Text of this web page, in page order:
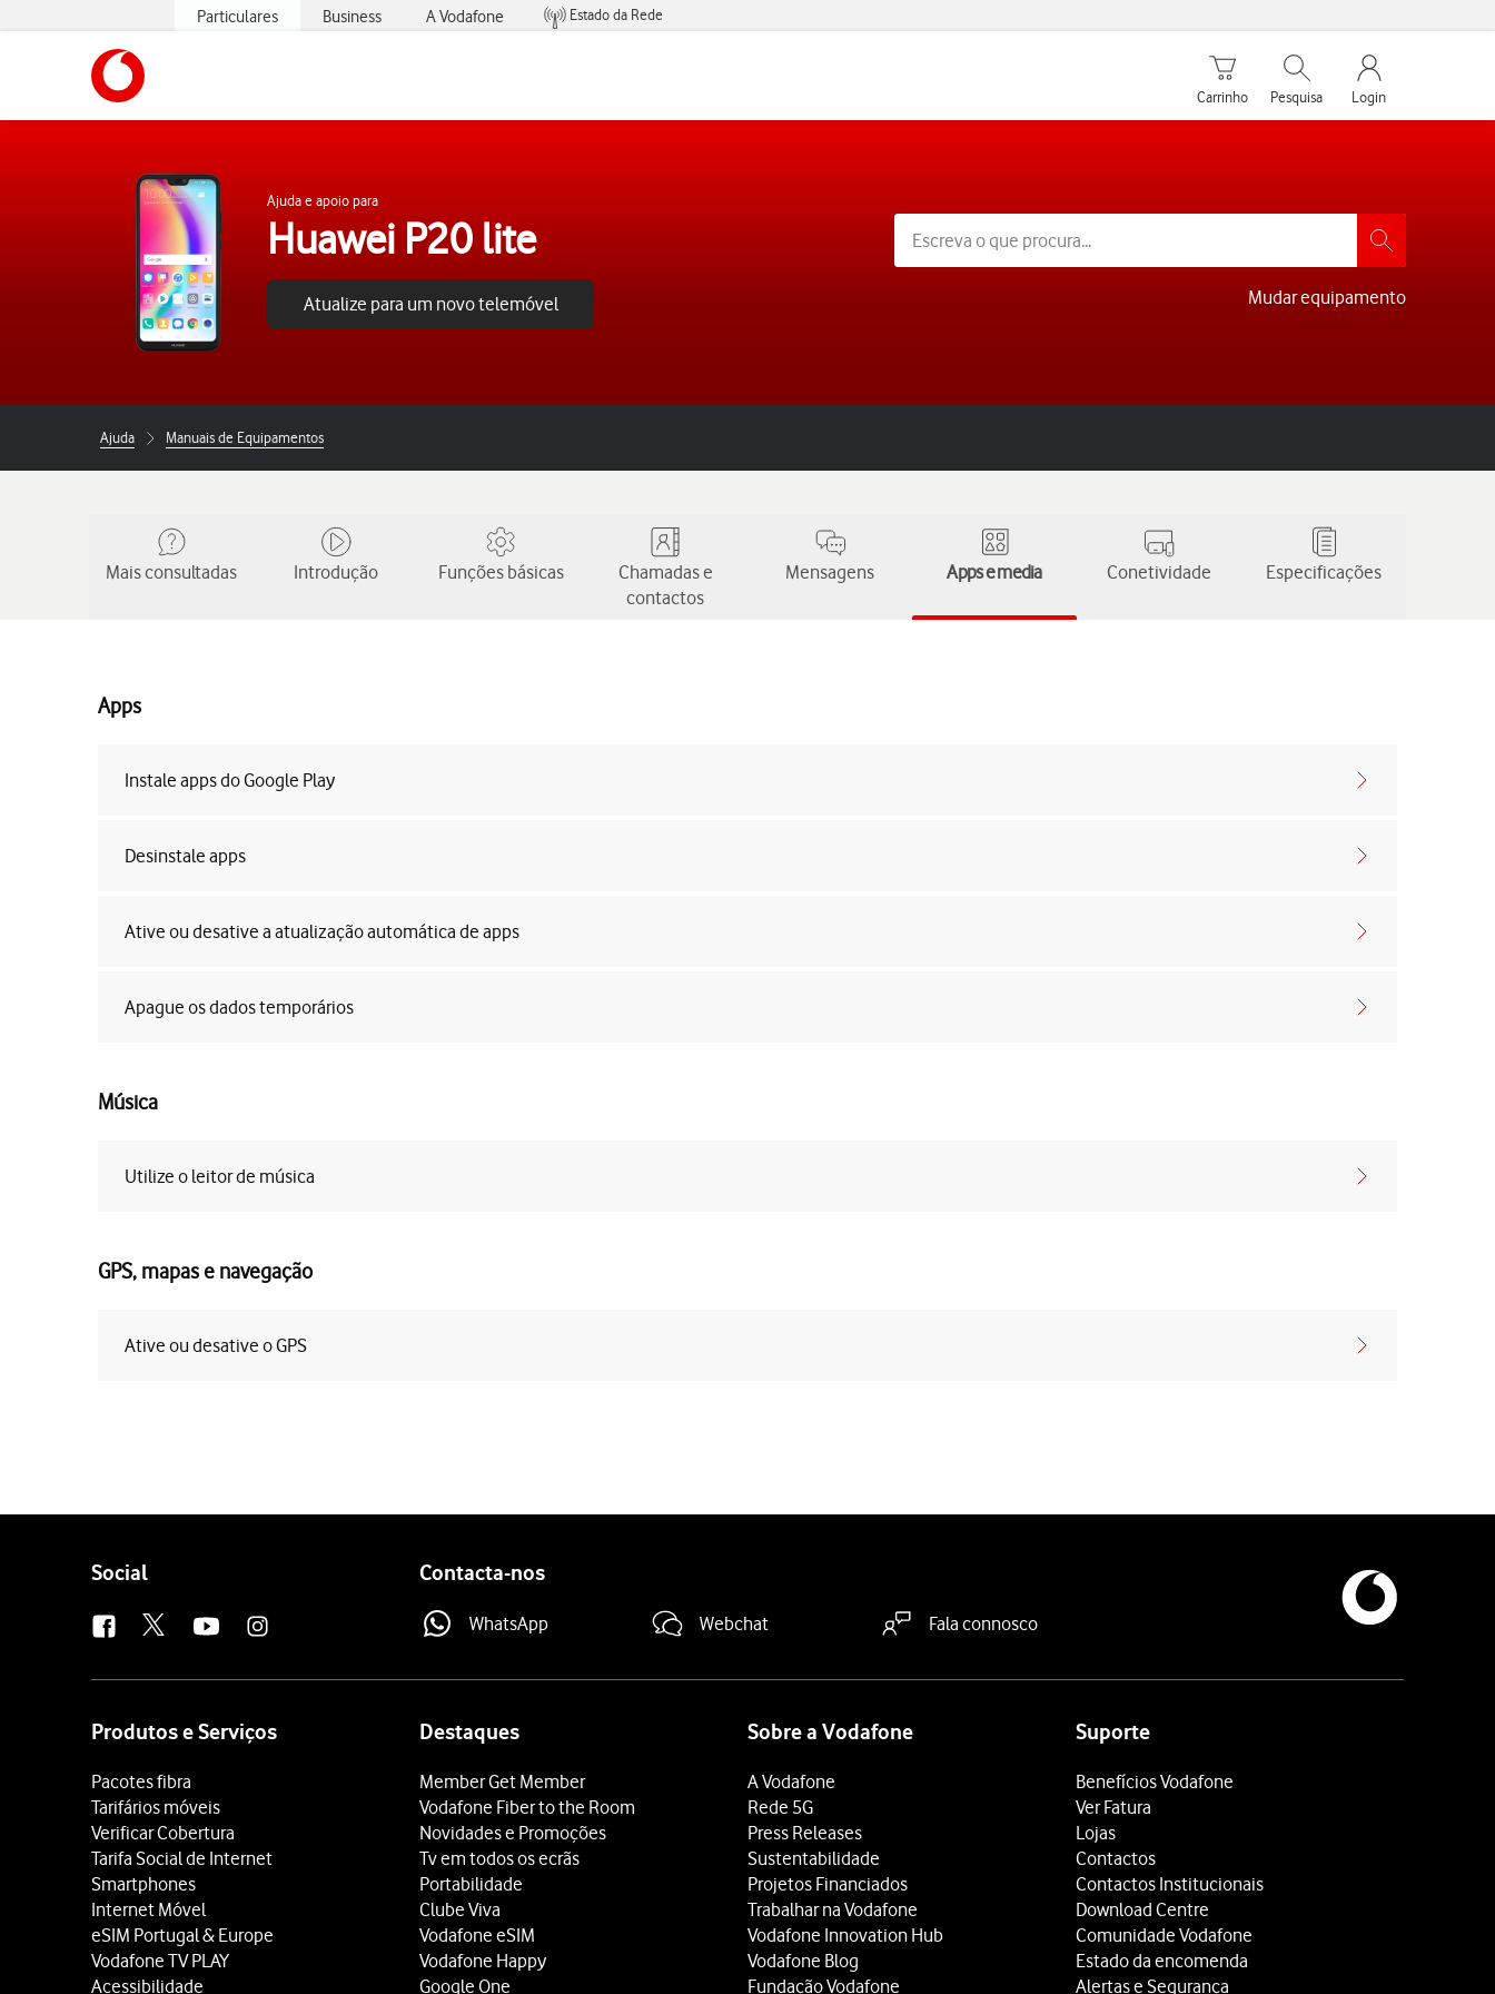
Particulares Business A Vodafone
Estado da Rede
Carrinho de compras
Carrinho
Pesquisar
Pesquisa
My Vodafone
Login
Ajuda e apoio para
Huawei P20 lite
Atualize para um novo telemóvel Mudar equipamento
Ajuda Manuais de Equipamentos
Mais consultadas Introdução Funções básicas
Chamadas e
contactos
Mensagens Apps e media Conetividade Especificações
Apps
Instale apps do Google Play
Desinstale apps
Ative ou desative a atualização automática de apps
Apague os dados temporários
Música
Utilize o leitor de música
GPS, mapas e navegação
Ative ou desative o GPS
Follow
Social Contacta-nos
WhatsApp Webchat Fala connosco
Produtos e Serviços
Pacotes fibra
Tarifários móveis
Verificar Cobertura
Tarifa Social de Internet
Smartphones
Internet Móvel
eSIM Portugal & Europe
Vodafone TV PLAY
Acessibilidade
Destaques
Member Get Member
Vodafone Fiber to the Room
Novidades e Promoções
Tv em todos os ecrãs
Portabilidade
Clube Viva
Vodafone eSIM
Vodafone Happy
Google One
Sobre a Vodafone
A Vodafone
Rede 5G
Press Releases
Sustentabilidade
Projetos Financiados
Trabalhar na Vodafone
Vodafone Innovation Hub
Vodafone Blog
Fundação Vodafone
Suporte
Benefícios Vodafone
Ver Fatura
Lojas
Contactos
Contactos Institucionais
Download Centre
Comunidade Vodafone
Estado da encomenda
Alertas e Segurança